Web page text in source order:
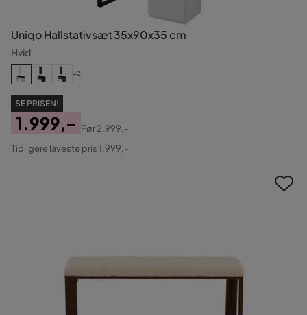
Uniqo Hallstativsæt 35x90x35 cm
Hvid
+2
SE PRISEN!
Pris
1.999,-
Original
Før2.999,-
Tidligere laveste pris 1.999,-